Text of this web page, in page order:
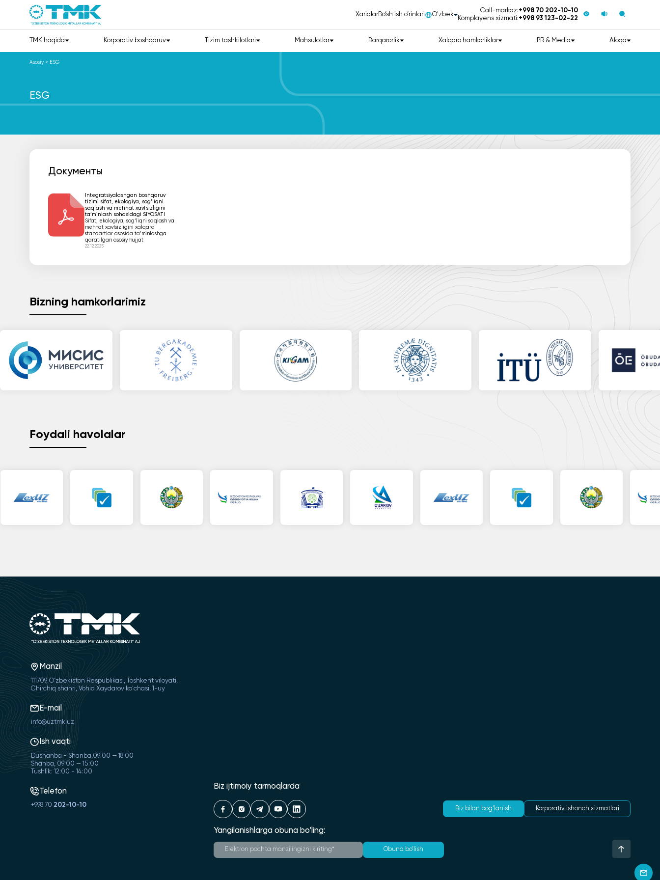
XaridlarBo‘sh ish o‘rinlari О'zbek
Call-markaz:+998 70 202-10-10
Komplayens xizmati:+998 93 123-02-22
TMK haqida Korporativ boshqaruv Tizim tashkilotlari Mahsulotlar Barqarorlik Xalqaro hamkorliklar PR & Media Aloqa
Asosiy > ESG
ESG
Документы
Integratsiyalashgan boshqaruv
tizimi sifat, ekologiya, sog‘liqni
saqlash va mehnat xavfsizligini
ta’minlash sohasidagi SIYOSATI
Sifat, ekologiya, sog‘liqni saqlash va
mehnat xavfsizligini xalqaro
standartlar asosida ta’minlashga
qaratilgan asosiy hujjat
22.12.2025
Bizning hamkorlarimiz
Foydali havolalar
Manzil
111709, O‘zbekiston Respublikasi, Toshkent viloyati,
Chirchiq shahri, Vohid Xaydarov ko'chasi, 1-uy
E-mail
info@uztmk.uz
Ish vaqti
Dushanba - Shanba,09:00 — 18:00
Shanba, 09:00 — 15:00
Tushlik: 12:00 - 14:00
Telefon
+998 70 202-10-10
Biz ijtimoiy tarmoqlarda
Biz bilan bog‘lanish Korporativ ishonch xizmatlari
Yangilanishlarga obuna bo‘ling:
Obuna bo‘lish